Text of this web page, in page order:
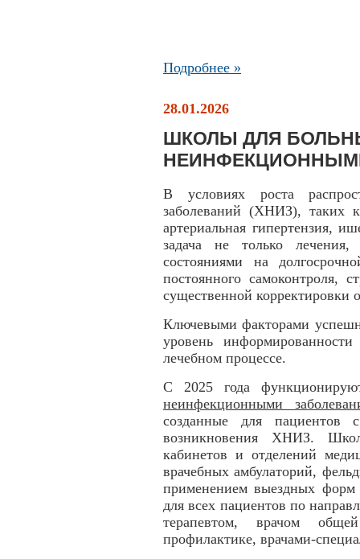
Подробнее »
28.01.2026
ШКОЛЫ ДЛЯ
В условиях роста
заболеваний (ХНИЗ), таких
артериальная гипертензия,
задача не только
состояниями на
постоянного самоконтроля,
существенной корректировки
Ключевыми факторами
уровень
лечебном процессе.
С 2025 года
неинфекционными
созданные для
возникновения ХНИЗ.
кабинетов и отделений
врачебных амбулаторий,
применением выездных
для всех пациентов по
терапевтом, врачом
профилактике, врачами-